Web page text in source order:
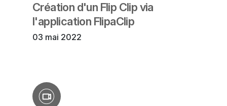
Création d'un Flip Clip via
l'application FlipaClip
03 mai 2022